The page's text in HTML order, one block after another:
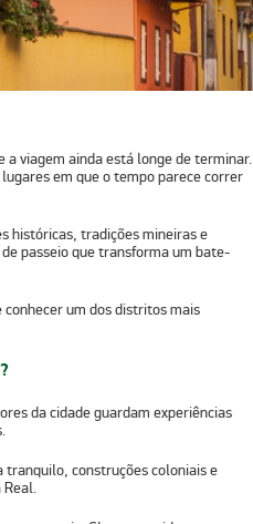
viagem ainda está longe de terminar.
em que o tempo parece correr
históricas, tradições mineiras e
passeio que transforma um bate-
conhecer um dos distritos mais
da cidade guardam experiências
construções coloniais e